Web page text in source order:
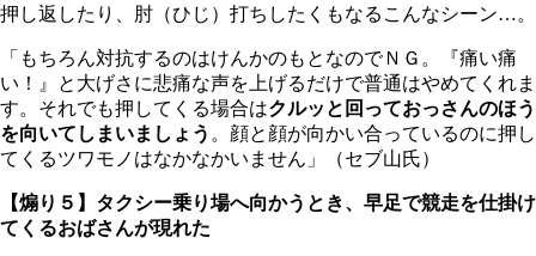
押し返したり、肘（ひじ）打ちしたくもなるこんなシーン…。
「もちろん対抗するのはけんかのもとなのでＮＧ。『痛い痛
い！』と大げさに悲痛な声を上げるだけで普通はやめてくれま
す。それでも押してくる場合はクルッと回っておっさんのほう
を向いてしまいましょう 。顔と顔が向かい合っているのに押し
てくるツワモノはなかなかいません」（セブ山氏）
【煽り５】タクシー乗り場へ向かうとき、早足で競走を仕掛け
てくるおばさんが現れた